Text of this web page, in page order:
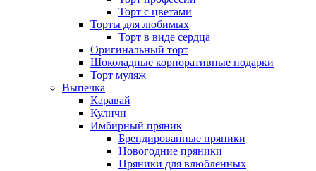
Торт с цветами
Торты для любимых
Торт в виде сердца
Оригинальный торт
Шоколадные корпоративные подарки
Торт муляж
Выпечка
Каравай
Куличи
Имбирный пряник
Брендированные пряники
Новогодние пряники
Пряники для влюбленных